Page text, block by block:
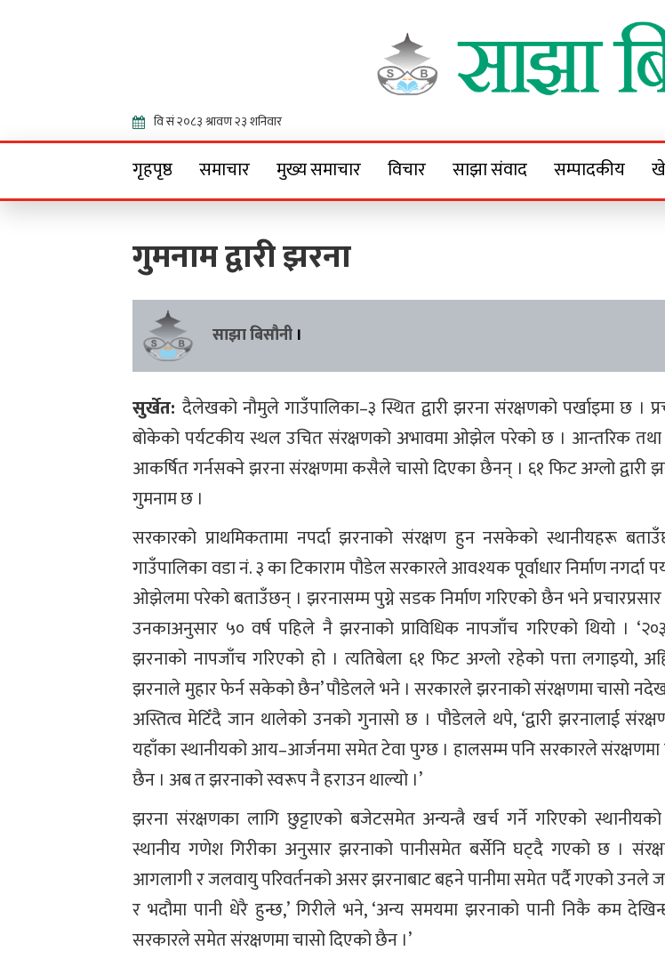
Sajha
गृहपृष्ठ समाचार मुख्य समाचार विचार साझा संवाद सम्पादकीय
गुमनाम द्वारी झरना
साझा बिसौनी ।
सुर्खेत: दैलेखको नौमुले गाउँपालिका–३ स्थित द्वारी झरना संरक्षणको पर्खाइमा छ ।
बोकेको पर्यटकीय स्थल उचित संरक्षणको अभावमा ओझेल परेको छ । आन्तरिक तथा
आकर्षित गर्नसक्ने झरना संरक्षणमा कसैले चासो दिएका छैनन् । ६१ फिट अग्लो द्वारी
गुमनाम छ ।
सरकारको प्राथमिकतामा नपर्दा झरनाको संरक्षण हुन नसकेको स्थानीयहरू
गाउँपालिका वडा नं. ३ का टिकाराम पौडेल सरकारले आवश्यक पूर्वाधार निर्माण नगर्दा
ओझेलमा परेको बताउँछन् । झरनासम्म पुग्ने सडक निर्माण गरिएको छैन भने
उनकाअनुसार ५० वर्ष पहिले नै झरनाको प्राविधिक नापजाँच गरिएको थियो ।
झरनाको नापजाँच गरिएको हो । त्यतिबेला ६१ फिट अग्लो रहेको पत्ता लगाइयो,
झरनाले मुहार फेर्न सकेको छैन’ पौडेलले भने । सरकारले झरनाको संरक्षणमा चासो
अस्तित्व मेटिँदै जान थालेको उनको गुनासो छ । पौडेलले थपे, ‘द्वारी झरनालाई
यहाँका स्थानीयको आय–आर्जनमा समेत टेवा पुग्छ । हालसम्म पनि सरकारले संरक्षणमा
छैन । अब त झरनाको स्वरूप नै हराउन थाल्यो ।’
झरना संरक्षणका लागि छुट्टाएको बजेटसमेत अन्यन्त्रै खर्च गर्ने गरिएको
स्थानीय गणेश गिरीका अनुसार झरनाको पानीसमेत बर्सेनि घट्दै गएको छ ।
आगलागी र जलवायु परिवर्तनको असर झरनाबाट बहने पानीमा समेत पर्दै गएको उनले
र भदौमा पानी धेरै हुन्छ,’ गिरीले भने, ‘अन्य समयमा झरनाको पानी निकै कम
सरकारले समेत संरक्षणमा चासो दिएको छैन ।’